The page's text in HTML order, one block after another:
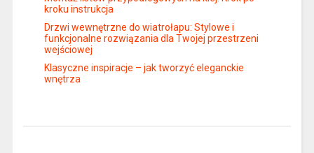
kroku instrukcja
Drzwi wewnętrzne do wiatrołapu: Stylowe i
funkcjonalne rozwiązania dla Twojej przestrzeni
wejściowej
Klasyczne inspiracje – jak tworzyć eleganckie
wnętrza